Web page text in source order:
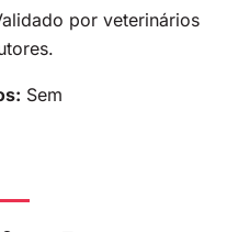
por veterinários
Sem